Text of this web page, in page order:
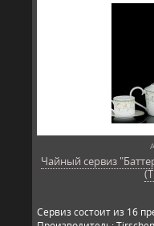
Чайный сервиз
Сервиз состоит из 16